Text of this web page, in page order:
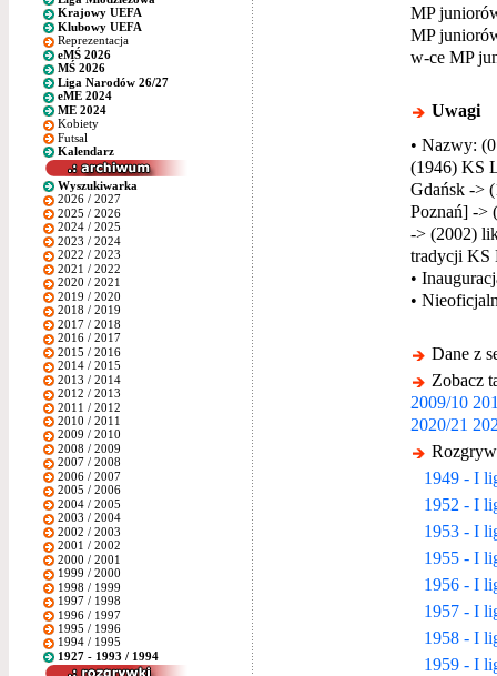
Krajowy UEFA
Klubowy UEFA
Reprezentacja
eMŚ 2026
MŚ 2026
Liga Narodów 26/27
eME 2024
ME 2024
Kobiety
Futsal
Kalendarz
Wyszukiwarka
2026 / 2027
2025 / 2026
2024 / 2025
2023 / 2024
2022 / 2023
2021 / 2022
2020 / 2021
2019 / 2020
2018 / 2019
2017 / 2018
2016 / 2017
2015 / 2016
2014 / 2015
2013 / 2014
2012 / 2013
2011 / 2012
2010 / 2011
2009 / 2010
2008 / 2009
2007 / 2008
2006 / 2007
2005 / 2006
2004 / 2005
2003 / 2004
2002 / 2003
2001 / 2002
2000 / 2001
1999 / 2000
1998 / 1999
1997 / 1998
1996 / 1997
1995 / 1996
1994 / 1995
1927 - 1993 / 1994
MP
MP
w-ce MP
Uwagi
• Nazwy:
(1946) KS
Gdańsk ->
Poznań] ->
-> (2002)
tradycji KS
•
•
Dane z
Zobacz
2009/10
2020/21
1949 - I
1952 - I
1953 - I
1955 - I
1956 - I
1957 - I
1958 - I
1959 - I